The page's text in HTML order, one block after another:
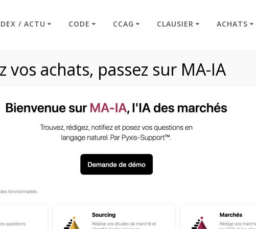
/ ACTU CODE CCAG CLAUSIER ACHATS
Article R2193-12
Code : Commande Publique
vos achats, passez sur MA-IA